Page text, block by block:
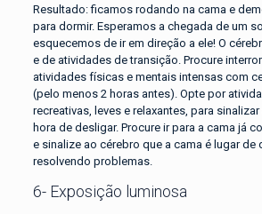
Resultado: ficamos rodando na cama e
para dormir. Esperamos a chegada de um
esquecemos de ir em direção a ele! O
e de atividades de transição. Procure
atividades físicas e mentais intensas com
(pelo menos 2 horas antes). Opte por
recreativas, leves e relaxantes, para
hora de desligar. Procure ir para a cama já
e sinalize ao cérebro que a cama é lugar de
resolvendo problemas.
6- Exposição luminosa